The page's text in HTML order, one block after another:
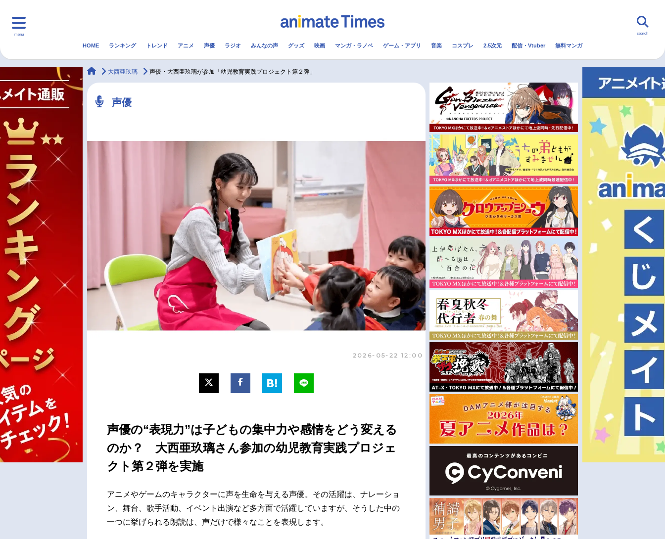
menu
マンガ・ラノベ ゲーム・アプリ 配信・Vtuber トレンド 無料マンガ
今期アニメ曜日別一覧 秋アニメ
冬アニメ
FOLLOW US
search
HOME ランキング トレンド アニメ 声優 ラジオ みんなの声 グッズ 映画 マンガ・ラノベ ゲーム・アプリ 音楽 コスプレ 2.5次元 配信・Vtuber 無料マンガ
animateTimes
大西亜玖璃 声優・大西亜玖璃が参加「幼児教育実践プロジェクト第２弾」
声優
2026-05-22 12:00
声優の“表現力”は子どもの集中力や感情をどう変える
のか？ 大西亜玖璃さん参加の幼児教育実践プロジェ
クト第２弾を実施
アニメやゲームのキャラクターに声を生命を与える声優。その活躍は、ナレーショ
ン、舞台、歌手活動、イベント出演など多方面で活躍していますが、そうした中の
一つに挙げられる朗読は、声だけで様々なことを表現します。